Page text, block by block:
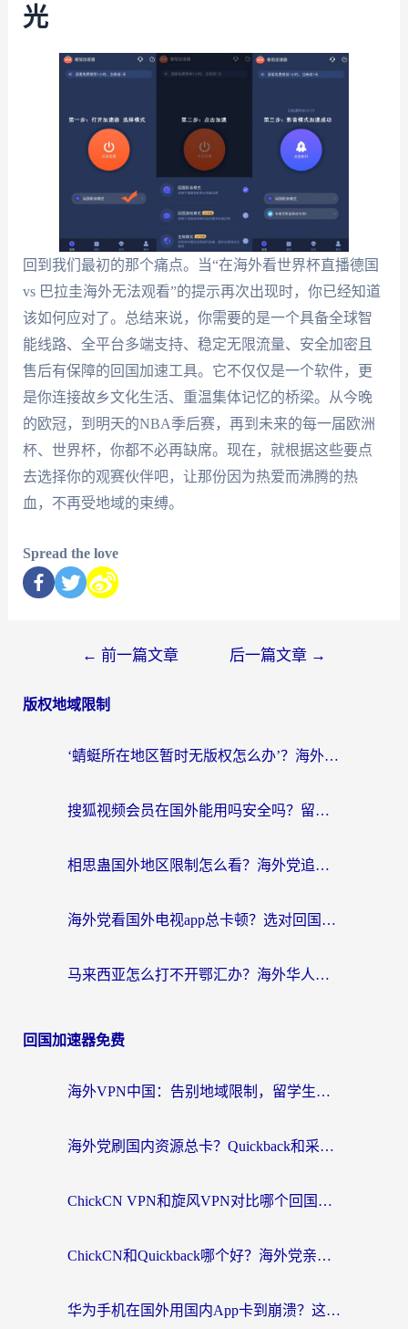
光
回到我们最初的那个痛点。当“在海外看世界杯直播德国
vs 巴拉圭海外无法观看”的提示再次出现时，你已经知道
该如何应对了。总结来说，你需要的是一个具备全球智
能线路、全平台多端支持、稳定无限流量、安全加密且
售后有保障的回国加速工具。它不仅仅是一个软件，更
是你连接故乡文化生活、重温集体记忆的桥梁。从今晚
的欧冠，到明天的NBA季后赛，再到未来的每一届欧洲
杯、世界杯，你都不必再缺席。现在，就根据这些要点
去选择你的观赛伙伴吧，让那份因为热爱而沸腾的热
血，不再受地域的束缚。
Spread the love
← 前一篇文章 后一篇文章 →
版权地域限制
‘蜻蜓所在地区暂时无版权怎么办’？海外党看国内内容、办国内事的实用指南
搜狐视频会员在国外能用吗安全吗？留学生亲测有效的回国观影解决方案
相思蛊国外地区限制怎么看？海外党追剧听歌的终极解决方案
海外党看国外电视app总卡顿？选对回国加速器，追剧购物两不误
马来西亚怎么打不开鄂汇办？海外华人必备的回国加速指南，解决追剧、办事、阅读难题
回国加速器免费
海外VPN中国：告别地域限制，留学生与华人如何轻松刷国内剧、玩国服？
海外党刷国内资源总卡？Quickback和采集蜂好用吗？这篇指南帮你避坑
ChickCN VPN和旋风VPN对比哪个回国效果更好？海外党亲测实用指南
ChickCN和Quickback哪个好？海外党亲测回国加速器，轻松解锁国内资源（附避坑指南）
华为手机在国外用国内App卡到崩溃？这篇加速器指南帮你无缝刷剧打游戏